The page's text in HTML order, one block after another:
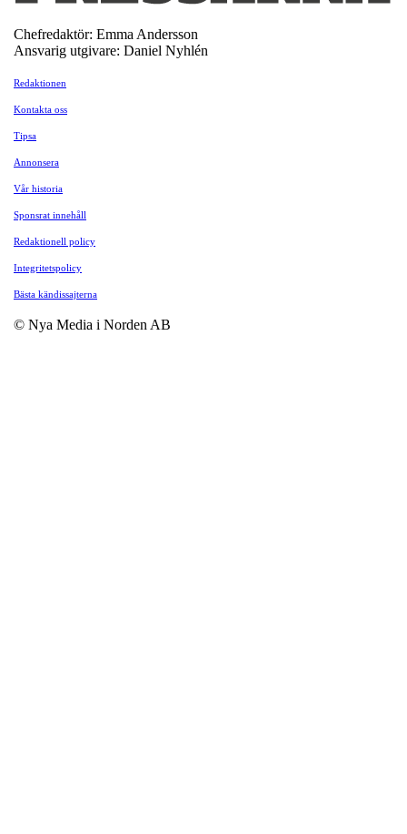
Chefredaktör: Emma Andersson
Ansvarig utgivare: Daniel Nyhlén
Redaktionen
Kontakta oss
Tipsa
Annonsera
Vår historia
Sponsrat innehåll
Redaktionell policy
Integritetspolicy
Bästa kändissajterna
© Nya Media i Norden AB